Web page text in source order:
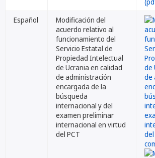
Español
Modificación del
acuerdo relativo al
funcionamiento del
Servicio Estatal de
Propiedad Intelectual
de Ucrania en calidad
de administración
encargada de la
búsqueda
internacional y del
examen preliminar
internacional en virtud
del PCT